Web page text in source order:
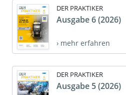
DER PRAKTIKER
Ausgabe 6 (2026)
› mehr erfahren
DER PRAKTIKER
Ausgabe 5 (2026)